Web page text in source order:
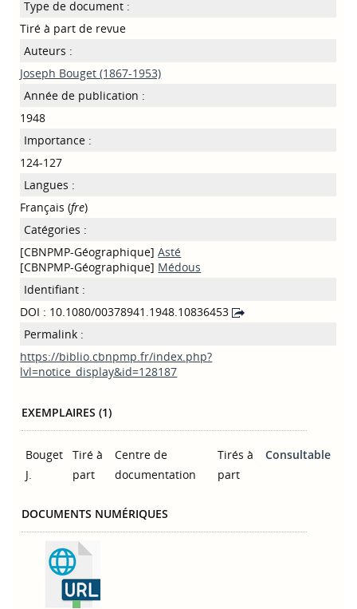
Type de document :
Tiré à part de revue
Auteurs :
Joseph Bouget (1867-1953)
Année de publication :
1948
Importance :
124-127
Langues :
Français (fre)
Catégories :
[CBNPMP-Géographique]Asté
[CBNPMP-Géographique] Médous
Identifiant :
DOI : 10.1080/00378941.1948.10836453
Permalink :
https://biblio.cbnpmp.fr/index.php?
lvl=notice_display&id=128187
EXEMPLAIRES (1)
Bouget
J.
Tiré à
part
Centre de
documentation
Tirés à
part
Consultable
DOCUMENTS NUMÉRIQUES